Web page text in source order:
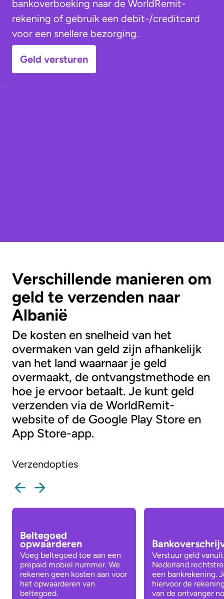
bankoverboeking naar de WorldRemit-
rekening of gebruik een debit-/creditcard
voor een snellere bezorging.
Geld versturen
Verschillende manieren om
geld te verzenden naar
Albanië
De kosten en snelheid van het
overmaken van geld zijn afhankelijk
van het land waarnaar je geld
overmaakt, de ontvangstmethode en
hoe je ervoor betaalt. Je kunt geld
verzenden via de WorldRemit-
website of de Google Play Store en
App Store-app.
Verzendopties
Beltegoed
opwaarderen
Voeg beltegoed toe aan een
prepaid mobiel nummer. We
rekenen geen kosten aan voor
het opwaarderen van
beltegoed.
Verstuur geld vanuit
Nederland
een bankrekening.
hiervoor de
van de ontvanger